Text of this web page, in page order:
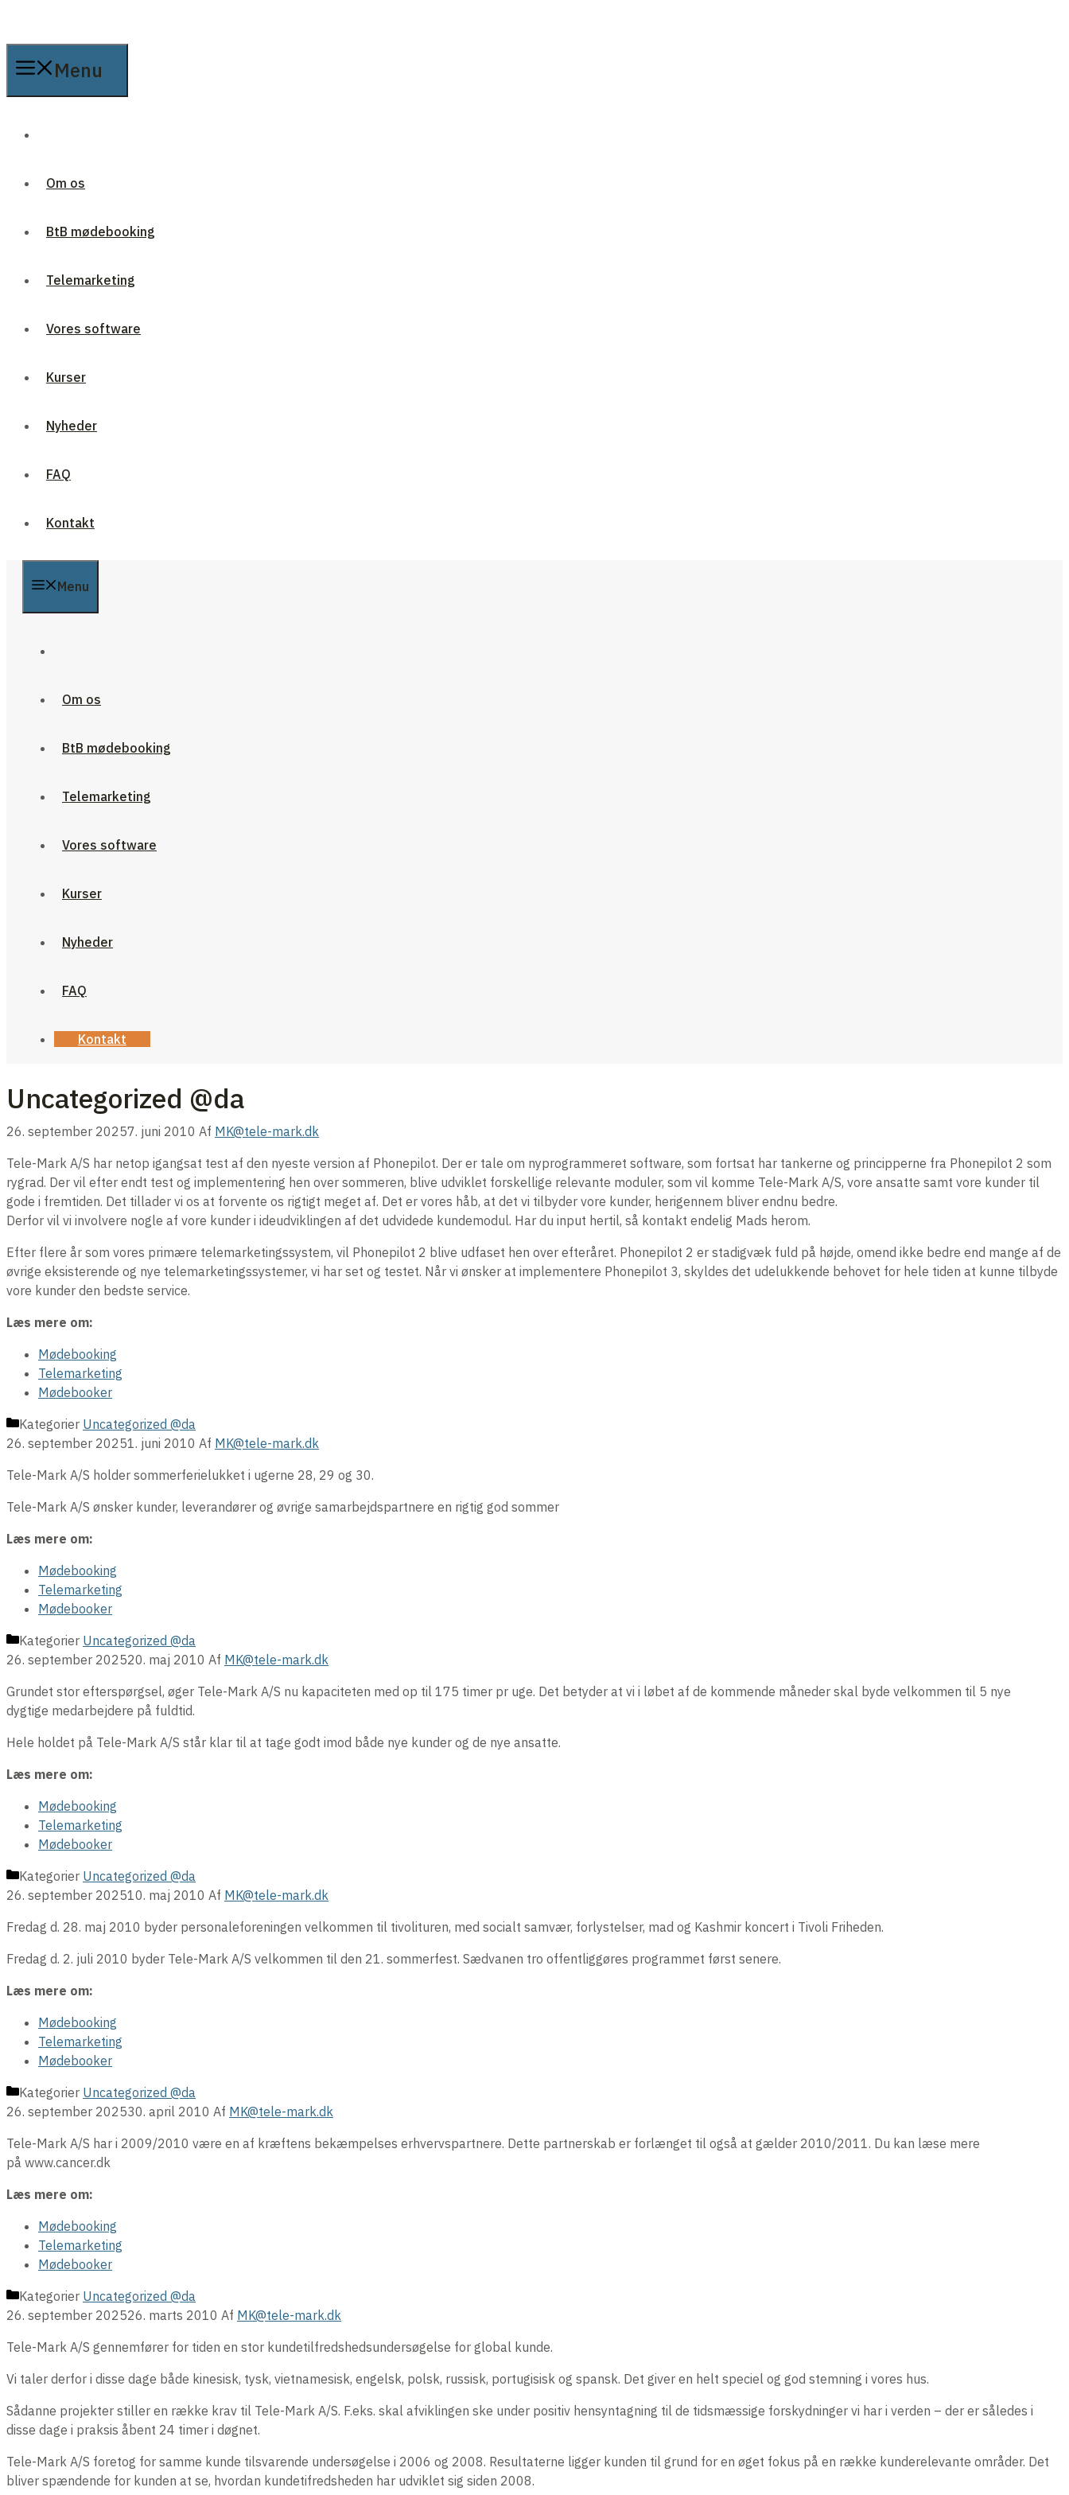
Menu
Om os
BtB mødebooking
Telemarketing
Vores software
Kurser
Nyheder
FAQ
Kontakt
Menu
Om os
BtB mødebooking
Telemarketing
Vores software
Kurser
Nyheder
FAQ
Kontakt
Uncategorized @da
26. september 20257. juni 2010 Af MK@tele-mark.dk
Tele-Mark A/S har netop igangsat test af den nyeste version af Phonepilot. Der er tale om nyprogrammeret software, som fortsat har tankerne og principperne fra Phonepilot 2 som
rygrad. Der vil efter endt test og implementering hen over sommeren, blive udviklet forskellige relevante moduler, som vil komme Tele-Mark A/S, vore ansatte samt vore kunder til
gode i fremtiden. Det tillader vi os at forvente os rigtigt meget af. Det er vores håb, at det vi tilbyder vore kunder, herigennem bliver endnu bedre.
Derfor vil vi involvere nogle af vore kunder i ideudviklingen af det udvidede kundemodul. Har du input hertil, så kontakt endelig Mads herom.
Efter flere år som vores primære telemarketingssystem, vil Phonepilot 2 blive udfaset hen over efteråret. Phonepilot 2 er stadigvæk fuld på højde, omend ikke bedre end mange af de
øvrige eksisterende og nye telemarketingssystemer, vi har set og testet. Når vi ønsker at implementere Phonepilot 3, skyldes det udelukkende behovet for hele tiden at kunne tilbyde
vore kunder den bedste service.
Læs mere om:
Mødebooking
Telemarketing
Mødebooker
Kategorier Uncategorized @da
26. september 20251. juni 2010 Af MK@tele-mark.dk
Tele-Mark A/S holder sommerferielukket i ugerne 28, 29 og 30.
Tele-Mark A/S ønsker kunder, leverandører og øvrige samarbejdspartnere en rigtig god sommer
Læs mere om:
Mødebooking
Telemarketing
Mødebooker
Kategorier Uncategorized @da
26. september 202520. maj 2010 Af MK@tele-mark.dk
Grundet stor efterspørgsel, øger Tele-Mark A/S nu kapaciteten med op til 175 timer pr uge. Det betyder at vi i løbet af de kommende måneder skal byde velkommen til 5 nye
dygtige medarbejdere på fuldtid.
Hele holdet på Tele-Mark A/S står klar til at tage godt imod både nye kunder og de nye ansatte.
Læs mere om:
Mødebooking
Telemarketing
Mødebooker
Kategorier Uncategorized @da
26. september 202510. maj 2010 Af MK@tele-mark.dk
Fredag d. 28. maj 2010 byder personaleforeningen velkommen til tivolituren, med socialt samvær, forlystelser, mad og Kashmir koncert i Tivoli Friheden.
Fredag d. 2. juli 2010 byder Tele-Mark A/S velkommen til den 21. sommerfest. Sædvanen tro offentliggøres programmet først senere.
Læs mere om:
Mødebooking
Telemarketing
Mødebooker
Kategorier Uncategorized @da
26. september 202530. april 2010 Af MK@tele-mark.dk
Tele-Mark A/S har i 2009/2010 være en af kræftens bekæmpelses erhvervspartnere. Dette partnerskab er forlænget til også at gælder 2010/2011. Du kan læse mere
på www.cancer.dk
Læs mere om:
Mødebooking
Telemarketing
Mødebooker
Kategorier Uncategorized @da
26. september 202526. marts 2010 Af MK@tele-mark.dk
Tele-Mark A/S gennemfører for tiden en stor kundetilfredshedsundersøgelse for global kunde.
Vi taler derfor i disse dage både kinesisk, tysk, vietnamesisk, engelsk, polsk, russisk, portugisisk og spansk. Det giver en helt speciel og god stemning i vores hus.
Sådanne projekter stiller en række krav til Tele-Mark A/S. F.eks. skal afviklingen ske under positiv hensyntagning til de tidsmæssige forskydninger vi har i verden – der er således i
disse dage i praksis åbent 24 timer i døgnet.
Tele-Mark A/S foretog for samme kunde tilsvarende undersøgelse i 2006 og 2008. Resultaterne ligger kunden til grund for en øget fokus på en række kunderelevante områder. Det
bliver spændende for kunden at se, hvordan kundetifredsheden har udviklet sig siden 2008.